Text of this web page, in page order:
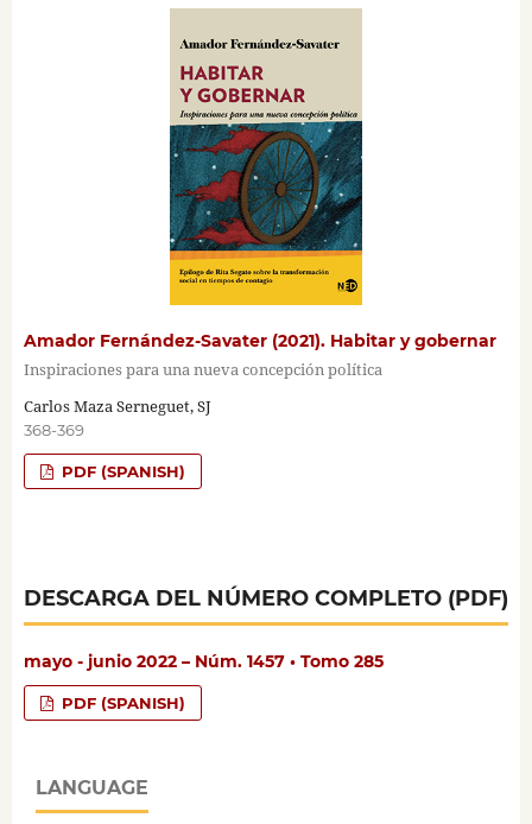
Amador Fernández-Savater (2021). Habitar y gobernar
Inspiraciones para una nueva concepción política
Carlos Maza Serneguet, SJ
368-369
PDF (SPANISH)
DESCARGA DEL NÚMERO COMPLETO (PDF)
mayo - junio 2022 – Núm. 1457 • Tomo 285
PDF (SPANISH)
LANGUAGE